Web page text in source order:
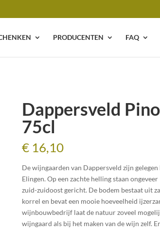
PRODUCENTEN FAQ
Dappersveld
75cl
€16,10
De wijngaarden van Dappersveld zijn
Elingen. Op een zachte helling staan
zuid-zuidoost gericht. De bodem bestaat uit
korrel en bevat een mooie hoeveelheid
wijnbouwbedrijf laat de natuur zoveel
wijngaard als bij het maken van de wijn zelf.